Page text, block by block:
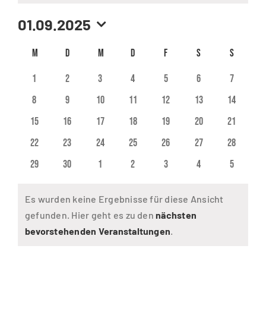
01.09.2025
wählen.
Kalender
von
Veranstaltungen
M DDIENSTAGM MITTWOCH
D DONNERSTAG
F S SAMSTAGSSONNTAG
0
Veranstaltungen
1
0
Veranstaltungen
2
0
Veranstaltungen
3
0
Veranstaltungen
4
0
Veranstaltungen
5
0
Veranstaltungen
6
0
7
0
Veranstaltungen
8
0
Veranstaltungen
9
0
Veranstaltungen
10
0
Veranstaltungen
11
0
Veranstaltungen
12
0
Veranstaltungen
13
0
14
0
Veranstaltungen
15
0
Veranstaltungen
16
0
Veranstaltungen
17
0
Veranstaltungen
18
0
Veranstaltungen
19
0
Veranstaltungen
20
0
21
0
Veranstaltungen
22
0
Veranstaltungen
23
0
Veranstaltungen
24
0
Veranstaltungen
25
0
Veranstaltungen
26
0
Veranstaltungen
27
0
28
0
29
0
30
0
1
0
2
0
3
0
4
0
5
Hinweis
Es wurden keine Ergebnisse für diese Ansicht
gefunden. Hier geht es zu dennächsten
bevorstehenden Veranstaltungen.